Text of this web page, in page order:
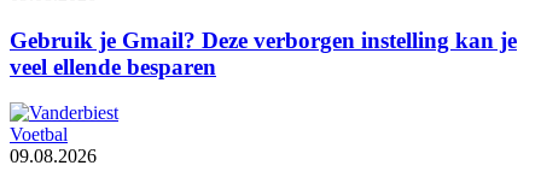
Gebruik je Gmail? Deze verborgen instelling kan je
veel ellende besparen
Voetbal
09.08.2026